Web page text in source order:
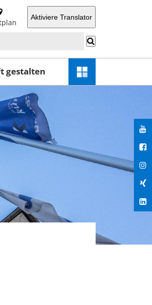
Aktiviere Translator
gestalten
Schnellzugriff-
Menü